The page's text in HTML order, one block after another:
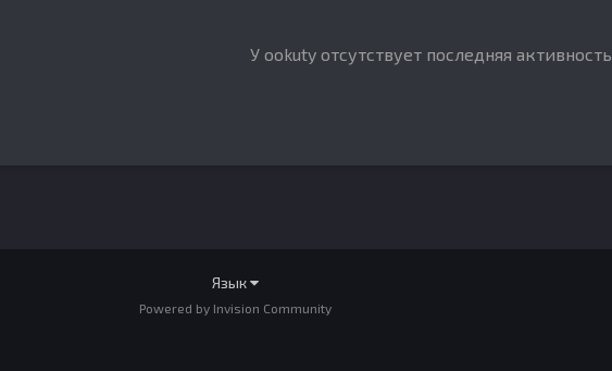
У ookuty отсутствует последняя активность
Язык
Powered by Invision Community